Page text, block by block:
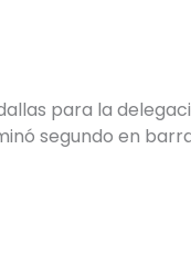
para la
segundo en